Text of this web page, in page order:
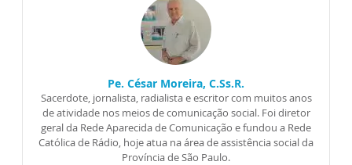
Pe. César Moreira, C.Ss.R.
Sacerdote, jornalista, radialista e escritor com muitos anos
de atividade nos meios de comunicação social. Foi diretor
geral da Rede Aparecida de Comunicação e fundou a Rede
Católica de Rádio, hoje atua na área de assistência social da
Província de São Paulo.